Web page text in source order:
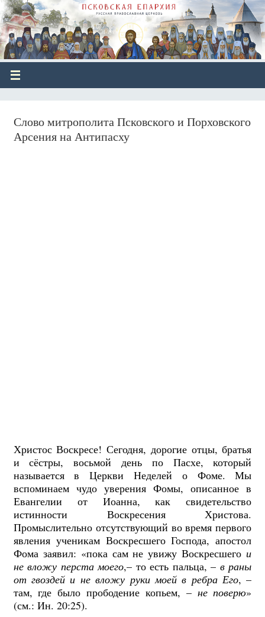
Слово митрополита Псковского и Порховского
Арсения на Антипасху
Христос Воскресе! Сегодня, дорогие отцы, братья
и сёстры, восьмой день по Пасхе, который
называется в Церкви Неделей о Фоме. Мы
вспоминаем чудо уверения Фомы, описанное в
Евангелии от Иоанна, как свидетельство
истинности Воскресения Христова.
Промыслительно отсутствующий во время первого
явления ученикам Воскресшего Господа, апостол
Фома заявил: «пока сам не увижу Воскресшего и
не вложу перста моего,– то есть пальца, – в раны
от гвоздей и не вложу руки моей в ребра Его, –
там, где было прободение копьем, – не поверю»
(см.: Ин. 20:25).